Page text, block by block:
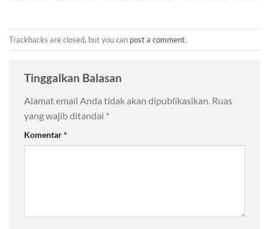
Trackbacks are closed, but you can post a comment.
Tinggalkan Balasan
Alamat email Anda tidak akan dipublikasikan. Ruas
yang wajib ditandai *
Komentar*